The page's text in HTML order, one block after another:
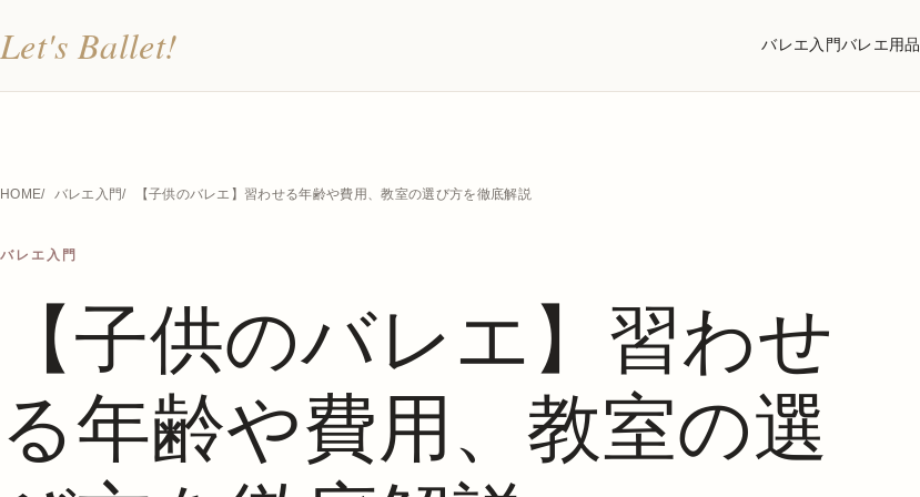
Let's Ballet! バレエ入門バレエ用品
HOME バレエ入門 【子供のバレエ】習わせる年齢や費用、教室の選び方を徹底解説
バレエ入門
【子供のバレエ】習わせ
る年齢や費用、教室の選